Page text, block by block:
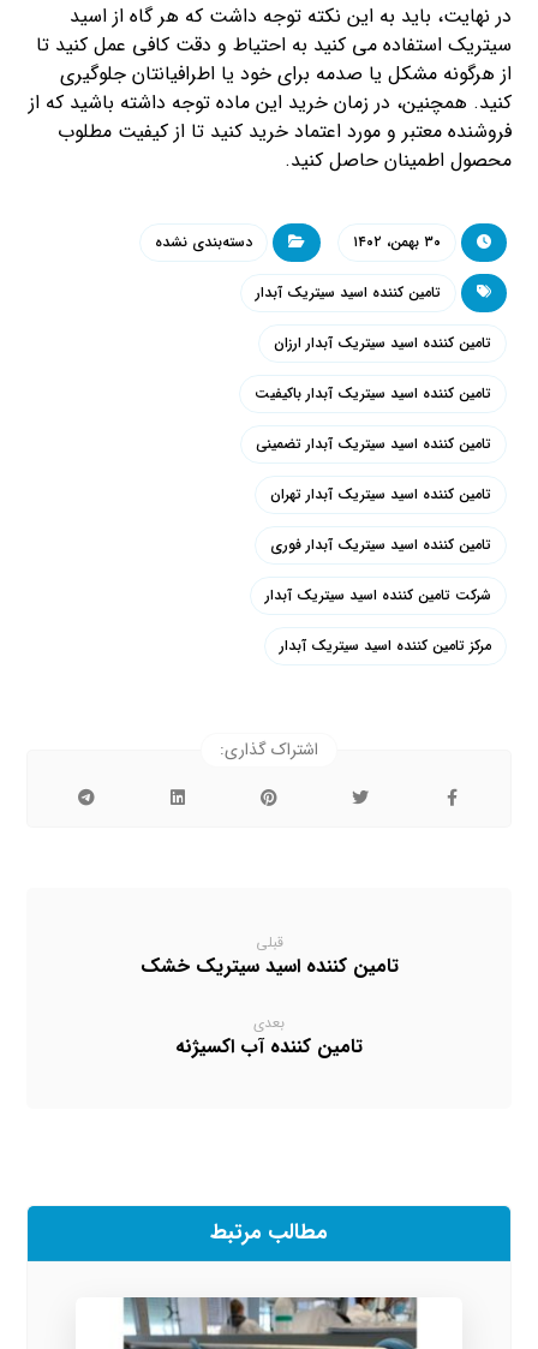
در نهایت، باید به این نکته توجه داشت که هر گاه از اسید
سیتریک استفاده می کنید به احتیاط و دقت کافی عمل کنید تا
از هرگونه مشکل یا صدمه برای خود یا اطرافیانتان جلوگیری
کنید. همچنین، در زمان خرید این ماده توجه داشته باشید که از
فروشنده معتبر و مورد اعتماد خرید کنید تا از کیفیت مطلوب
محصول اطمینان حاصل کنید.
۳۰ بهمن، ۱۴۰۲ دسته‌بندی نشده
تامین کننده اسید سیتریک آبدار
تامین کننده اسید سیتریک آبدار ارزان
تامین کننده اسید سیتریک آبدار باکیفیت
تامین کننده اسید سیتریک آبدار تضمینی
تامین کننده اسید سیتریک آبدار تهران
تامین کننده اسید سیتریک آبدار فوری
شرکت تامین کننده اسید سیتریک آبدار
مرکز تامین کننده اسید سیتریک آبدار
قبلی
تامین کننده اسید سیتریک خشک
بعدی
تامین کننده آب اکسیژنه
مطالب مرتبط